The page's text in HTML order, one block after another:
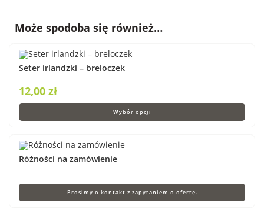
Może spodoba się również…
Seter irlandzki – breloczek
12,00zł
Wybór opcji
Różności na zamówienie
Prosimy o kontakt z zapytaniem o ofertę.